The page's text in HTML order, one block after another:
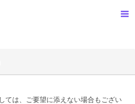
ては、ご要望に添えない場合もござい